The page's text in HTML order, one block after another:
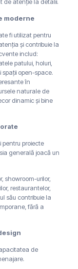
de atenție la detalii.
moderne
fi utilizat pentru
și contribuie la
includ:
patului, holuri,
spații open-space.
în
naturale de
dinamic și bine
pentru proiecte
generală joacă un
showroom-urilor,
restaurantelor,
său contribuie la
fără a
de